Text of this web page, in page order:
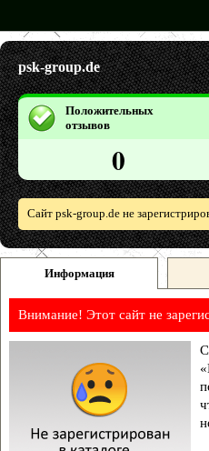
psk-group.de
Положительных
отзывов
0
Сайт psk-group.de не
Информация
Внимание! Этот сайт не